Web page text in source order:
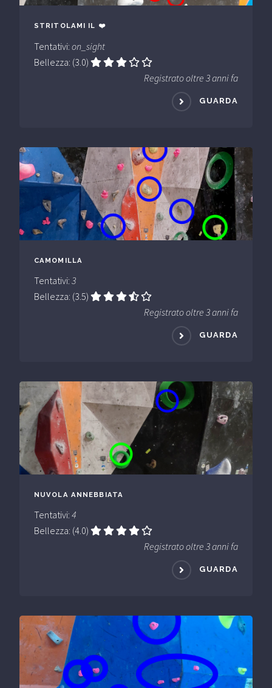
STRITOLAMI IL ❤️
Tentativi: on_sight
Bellezza: (3.0)
Registrato oltre 3 anni fa
GUARDA
CAMOMILLA
Tentativi: 3
Bellezza: (3.5)
Registrato oltre 3 anni fa
GUARDA
NUVOLA ANNEBBIATA
Tentativi: 4
Bellezza: (4.0)
Registrato oltre 3 anni fa
GUARDA